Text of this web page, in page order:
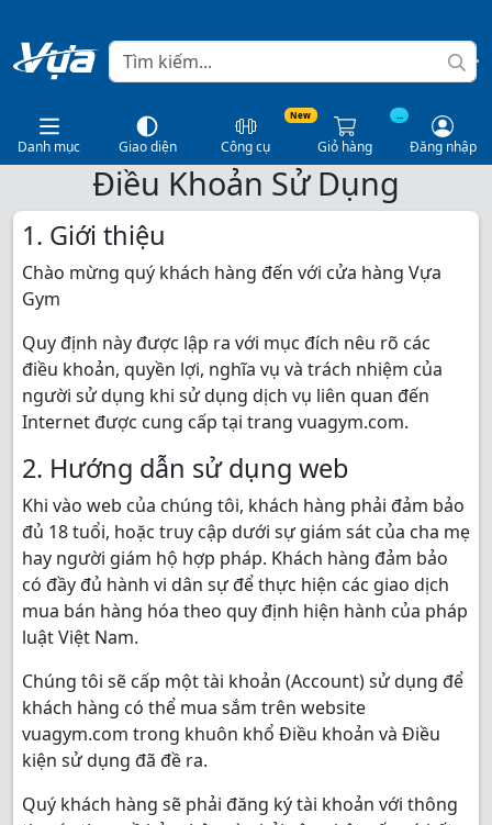
Danh mục Giao diện
New
Công cụ
...
Giỏ hàng Đăng nhập
Điều Khoản Sử Dụng
1. Giới thiệu
Chào mừng quý khách hàng đến với cửa hàng Vựa
Gym
Quy định này được lập ra với mục đích nêu rõ các
điều khoản, quyền lợi, nghĩa vụ và trách nhiệm của
người sử dụng khi sử dụng dịch vụ liên quan đến
Internet được cung cấp tại trang vuagym.com.
2. Hướng dẫn sử dụng web
Khi vào web của chúng tôi, khách hàng phải đảm bảo
đủ 18 tuổi, hoặc truy cập dưới sự giám sát của cha mẹ
hay người giám hộ hợp pháp. Khách hàng đảm bảo
có đầy đủ hành vi dân sự để thực hiện các giao dịch
mua bán hàng hóa theo quy định hiện hành của pháp
luật Việt Nam.
Chúng tôi sẽ cấp một tài khoản (Account) sử dụng để
khách hàng có thể mua sắm trên website
vuagym.com trong khuôn khổ Điều khoản và Điều
kiện sử dụng đã đề ra.
Quý khách hàng sẽ phải đăng ký tài khoản với thông